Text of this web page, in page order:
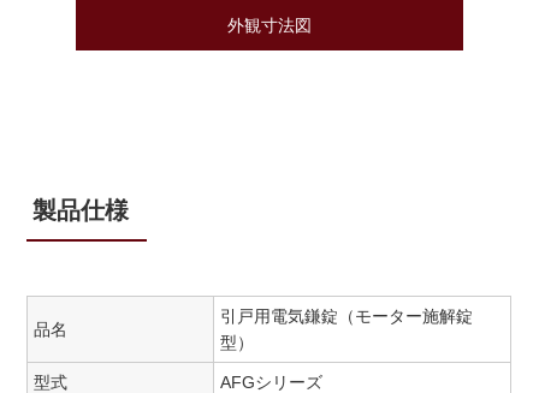
外観寸法図
製品仕様
品名
引戸用電気鎌錠（モーター施解錠
型）
型式 AFGシリーズ